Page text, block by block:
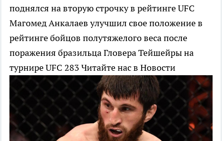
поднялся на вторую строчку в рейтинге UFC
Магомед Анкалаев улучшил свое положение в
рейтинге бойцов полутяжелого веса после
поражения бразильца Гловера Тейшейры на
турнире UFC 283 Читайте нас в Новости